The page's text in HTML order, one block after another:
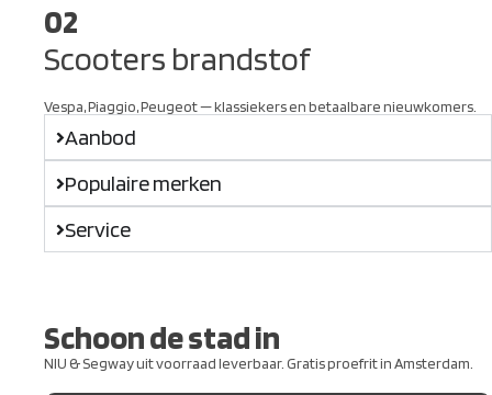
02
Scooters brandstof
Vespa, Piaggio, Peugeot — klassiekers en betaalbare nieuwkomers.
Aanbod
Populaire merken
Service
Schoon de stad in
NIU & Segway uit voorraad leverbaar. Gratis proefrit in Amsterdam.